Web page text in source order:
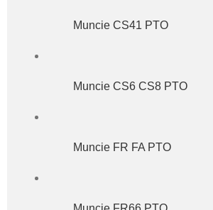
Muncie CS41 PTO
Muncie CS6 CS8 PTO
Muncie FR FA PTO